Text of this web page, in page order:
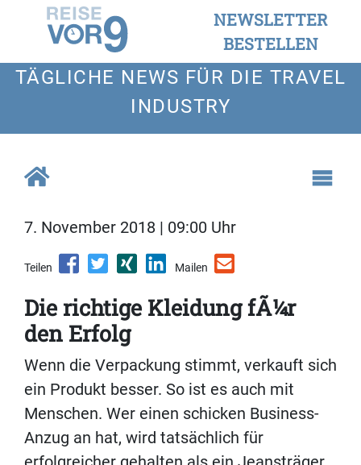
NEWSLETTER
BESTELLEN
TÄGLICHE NEWS FÜR DIE TRAVEL
INDUSTRY
7. November 2018 | 09:00 Uhr
Teilen Mailen
Die richtige Kleidung fÃ¼r
den Erfolg
Wenn die Verpackung stimmt, verkauft sich
ein Produkt besser. So ist es auch mit
Menschen. Wer einen schicken Business-
Anzug an hat, wird tatsächlich für